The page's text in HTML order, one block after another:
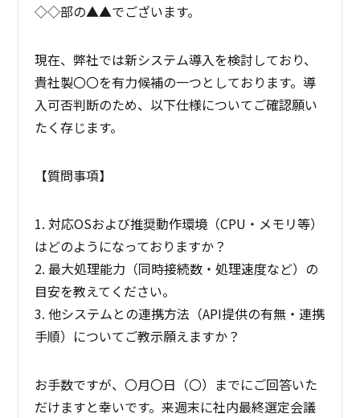
◇◇部の▲▲でございます。
現在、弊社では新システム導入を検討しており、
貴社製〇〇を有力候補の一つとしております。導
入可否判断のため、以下仕様についてご確認願い
たく存じます。
【質問事項】
1. 対応OSおよび推奨動作環境（CPU・メモリ等）
はどのようになっておりますか？
2. 最大処理能力（同時接続数・処理速度など）の
目安を教えてください。
3. 他システムとの連携方法（API提供の有無・連携
手順）についてご教示願えますか？
お手数ですが、〇月〇日（〇）までにご回答いた
だけますと幸いです。来週末に社内最終選定会議